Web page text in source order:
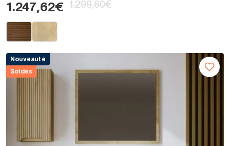
1.247,62€ 1.299,60€
Nouveauté
Soldes